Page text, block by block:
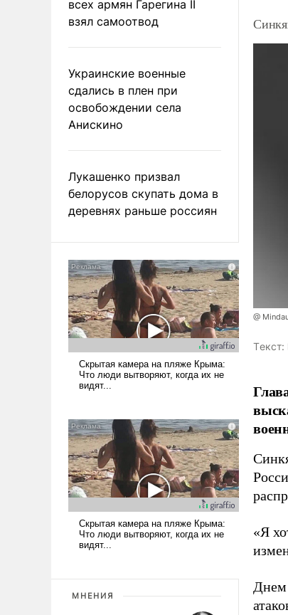
всех армян Гарегина II
взял самоотвод
Украинские военные
сдались в плен при
освобождении села
Анискино
Лукашенко призвал
белорусов скупать дома в
деревнях раньше россиян
МНЕНИЯ
@
Tекст:
«Я
Днем